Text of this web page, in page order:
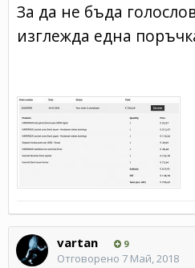
За да не бъда
изглежда една
vartan 9
Отговорено 7 Май, 2018